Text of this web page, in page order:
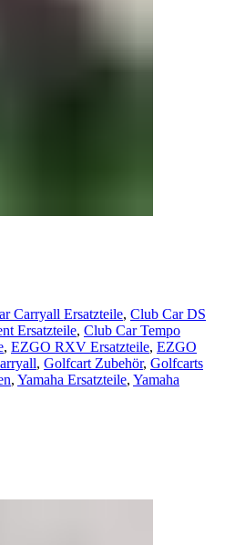
Carryall Ersatzteile, Club Car DS
Ersatzteile, Club Car Tempo
, EZGO RXV Ersatzteile, EZGO
, Golfcart Zubehör, Golfcarts
, Yamaha Ersatzteile, Yamaha